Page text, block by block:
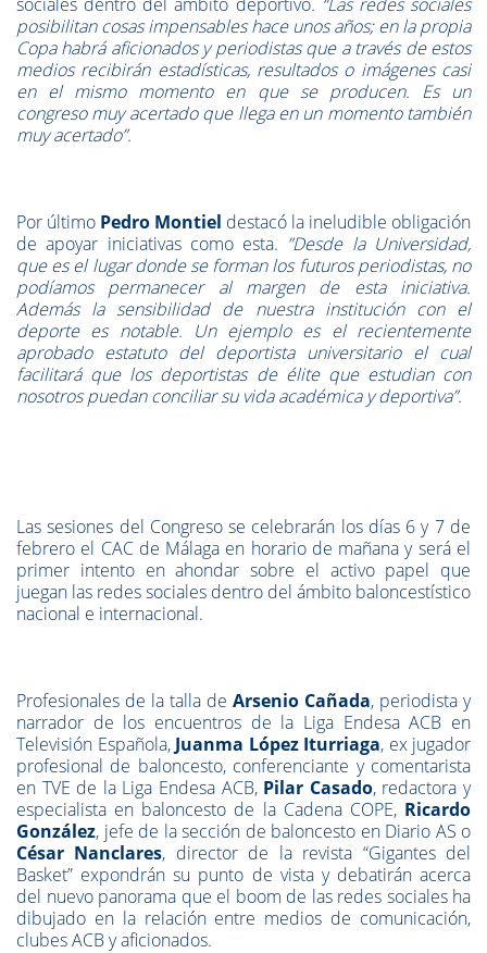
posibilitan cosas impensables hace unos años; en la propia
Copa habrá aficionados y periodistas que a través de estos
medios recibirán estadísticas, resultados o imágenes casi
en el mismo momento en que se producen. Es un
congreso muy acertado que llega en un momento también
muy acertado”.
Por último Pedro Montiel destacó la ineludible obligación
de apoyar iniciativas como esta. ”Desde la Universidad,
que es el lugar donde se forman los futuros periodistas, no
podíamos permanecer al margen de esta iniciativa.
Además la sensibilidad de nuestra institución con el
deporte es notable. Un ejemplo es el recientemente
aprobado estatuto del deportista universitario el cual
facilitará que los deportistas de élite que estudian con
nosotros puedan conciliar su vida académica y deportiva”.
Las sesiones del Congreso se celebrarán los días 6 y 7 de
febrero el CAC de Málaga en horario de mañana y será el
primer intento en ahondar sobre el activo papel que
juegan las redes sociales dentro del ámbito baloncestístico
nacional e internacional.
Profesionales de la talla de Arsenio Cañada, periodista y
narrador de los encuentros de la Liga Endesa ACB en
Televisión Española, Juanma López Iturriaga, ex jugador
profesional de baloncesto, conferenciante y comentarista
en TVE de la Liga Endesa ACB, Pilar Casado, redactora y
especialista en baloncesto de la Cadena COPE, Ricardo
González, jefe de la sección de baloncesto en Diario AS o
César Nanclares, director de la revista “Gigantes del
Basket” expondrán su punto de vista y debatirán acerca
del nuevo panorama que el boom de las redes sociales ha
dibujado en la relación entre medios de comunicación,
clubes ACB y aficionados.